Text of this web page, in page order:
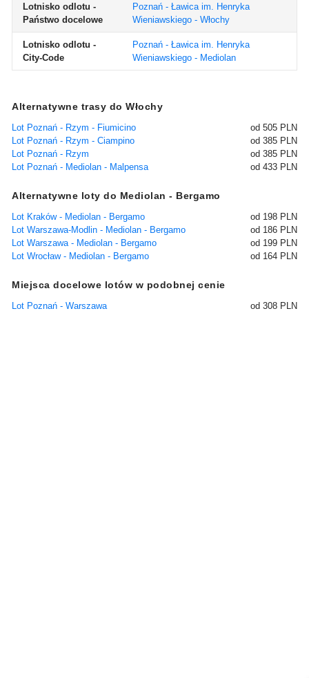
Lotnisko odlotu -
Państwo docelowe
Poznań - Ławica im. Henryka
Wieniawskiego - Włochy
Lotnisko odlotu -
City-Code
Poznań - Ławica im. Henryka
Wieniawskiego - Mediolan
Alternatywne trasy do Włochy
Lot Poznań - Rzym - Fiumicino
od 505 PLN
Lot Poznań - Rzym - Ciampino
od 385 PLN
Lot Poznań - Rzym
od 385 PLN
Lot Poznań - Mediolan - Malpensa
od 433 PLN
Alternatywne loty do Mediolan - Bergamo
Lot Kraków - Mediolan - Bergamo
od 198 PLN
Lot Warszawa-Modlin - Mediolan - Bergamo
od 186 PLN
Lot Warszawa - Mediolan - Bergamo
od 199 PLN
Lot Wrocław - Mediolan - Bergamo
od 164 PLN
Miejsca docelowe lotów w podobnej cenie
Lot Poznań - Warszawa od 308 PLN